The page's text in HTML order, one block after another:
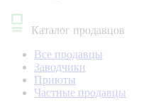
Каталог продавцов
Все продавцы
Заводчики
Приюты
Частные продавцы